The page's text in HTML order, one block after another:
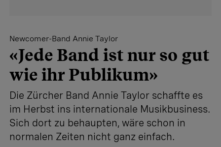
Newcomer-Band Annie Taylor
«Jede Band ist nur so gut
wie ihr Publikum»
Die Zürcher Band Annie Taylor schaffte es
im Herbst ins internationale Musikbusiness.
Sich dort zu behaupten, wäre schon in
normalen Zeiten nicht ganz einfach.